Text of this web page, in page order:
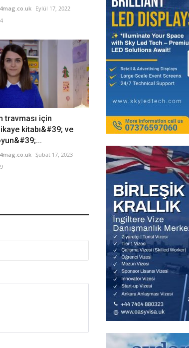
Eylül 17, 2022
travması için
kitabı&#39; ve
Şubat 17, 2023